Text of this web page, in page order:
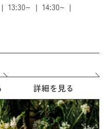
13:30~
14:30~
詳細を見る